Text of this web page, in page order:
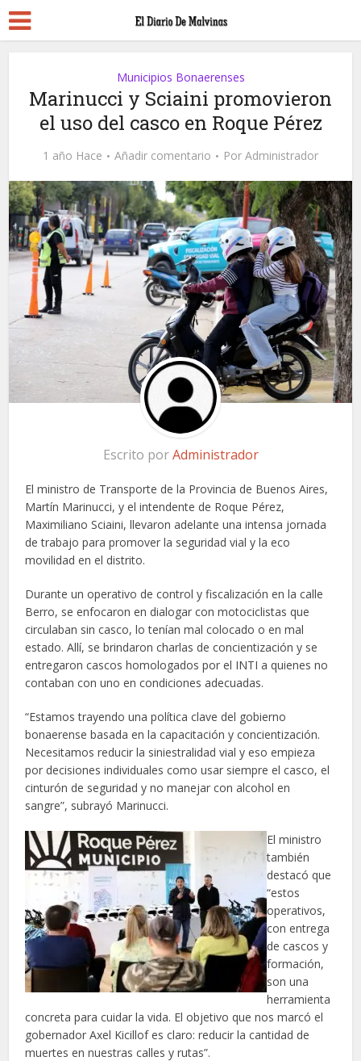
Municipios Bonaerenses
Marinucci y Sciaini promovieron
el uso del casco en Roque Pérez
1 año Hace Añadir comentario Por Administrador
Escrito porAdministrador
El ministro de Transporte de la Provincia de Buenos Aires,
Martín Marinucci, y el intendente de Roque Pérez,
Maximiliano Sciaini, llevaron adelante una intensa jornada
de trabajo para promover la seguridad vial y la eco
movilidad en el distrito.
Durante un operativo de control y fiscalización en la calle
Berro, se enfocaron en dialogar con motociclistas que
circulaban sin casco, lo tenían mal colocado o en mal
estado. Allí, se brindaron charlas de concientización y se
entregaron cascos homologados por el INTI a quienes no
contaban con uno en condiciones adecuadas.
“Estamos trayendo una política clave del gobierno
bonaerense basada en la capacitación y concientización.
Necesitamos reducir la siniestralidad vial y eso empieza
por decisiones individuales como usar siempre el casco, el
cinturón de seguridad y no manejar con alcohol en
sangre”, subrayó Marinucci.
El ministro
también
destacó que
“estos
operativos,
con entrega
de cascos y
formación,
son una
herramienta
concreta para cuidar la vida. El objetivo que nos marcó el
gobernador Axel Kicillof es claro: reducir la cantidad de
muertes en nuestras calles y rutas”.